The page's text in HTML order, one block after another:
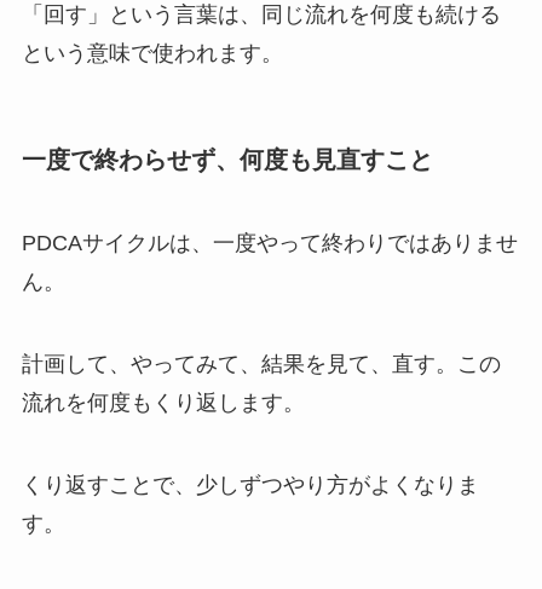
「回す」という言葉は、同じ流れを何度も続ける
という意味で使われます。
一度で終わらせず、何度も見直すこと
PDCAサイクルは、一度やって終わりではありませ
ん。
計画して、やってみて、結果を見て、直す。この
流れを何度もくり返します。
くり返すことで、少しずつやり方がよくなりま
す。